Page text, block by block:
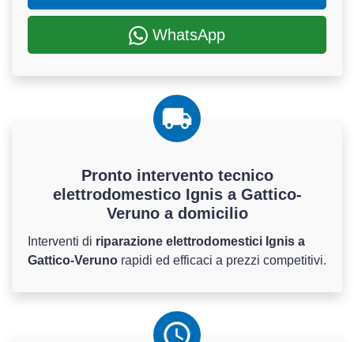
WhatsApp
Pronto intervento tecnico
elettrodomestico Ignis a Gattico-
Veruno a domicilio
Interventi di riparazione elettrodomestici Ignis a
Gattico-Veruno rapidi ed efficaci a prezzi competitivi.